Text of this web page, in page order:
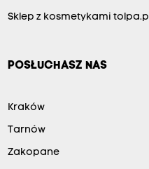
Sklep z kosmetykami tolpa.pl
POSŁUCHASZ NAS
Kraków
Tarnów
Zakopane